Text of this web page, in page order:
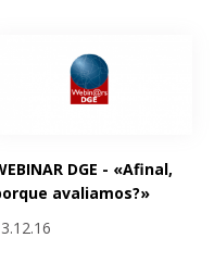
DGE - «Afinal,
avaliamos?»